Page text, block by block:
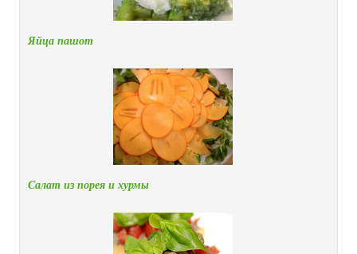
Яйца пашот
Салат из порея и хурмы